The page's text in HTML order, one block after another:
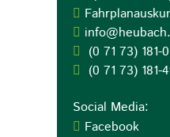
(0 71 73) 181-0
(0 71 73) 181-
Social Media:
Facebook